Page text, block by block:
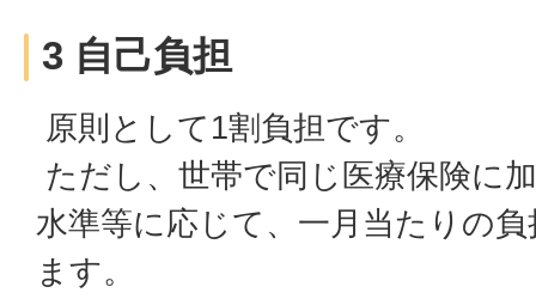
3 自己負担
原則として1割負担です。
ただし、世帯で同じ医療保険に
水準等に応じて、一月当たりの
ます。